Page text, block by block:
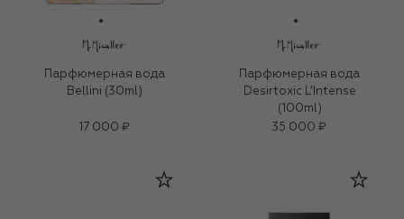
Парфюмерная вода
Bellini (30ml)
17 000 ₽
Парфюмерная вода
Desirtoxic L’Intense
(100ml)
35 000 ₽